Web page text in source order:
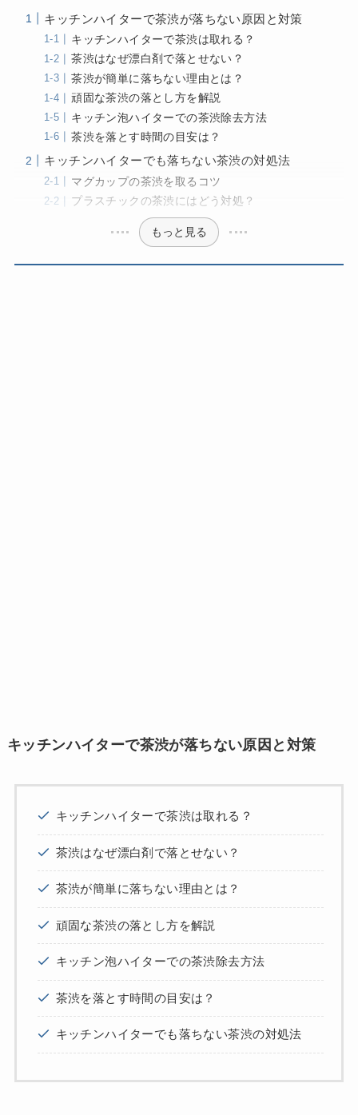
キッチンハイターで茶渋が落ちない原因と対策
キッチンハイターで茶渋は取れる？
茶渋はなぜ漂白剤で落とせない？
茶渋が簡単に落ちない理由とは？
頑固な茶渋の落とし方を解説
キッチン泡ハイターでの茶渋除去方法
茶渋を落とす時間の目安は？
キッチンハイターでも落ちない茶渋の対処法
マグカップの茶渋を取るコツ
プラスチックの茶渋にはどう対処？
もっと見る
キッチンハイターで茶渋が落ちない原因と対策
キッチンハイターで茶渋は取れる？
茶渋はなぜ漂白剤で落とせない？
茶渋が簡単に落ちない理由とは？
頑固な茶渋の落とし方を解説
キッチン泡ハイターでの茶渋除去方法
茶渋を落とす時間の目安は？
キッチンハイターでも落ちない茶渋の対処法